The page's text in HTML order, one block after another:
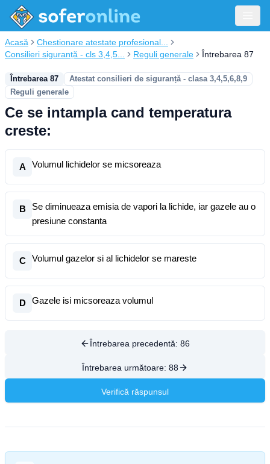
Acasă
Chestionare atestate profesional...
Consilieri siguranță - cls 3,4,5...
Reguli generale Întrebarea 87
Întrebarea 87
Atestat consilieri de siguranță - clasa 3,4,5,6,8,9
Reguli generale
Ce se intampla cand temperatura
creste:
A Volumul lichidelor se micsoreaza
B
Se diminueaza emisia de vapori la lichide, iar gazele au o
presiune constanta
C Volumul gazelor si al lichidelor se mareste
D Gazele isi micsoreaza volumul
Întrebarea precedentă: 86
Întrebarea următoare: 88
Verifică răspunsul